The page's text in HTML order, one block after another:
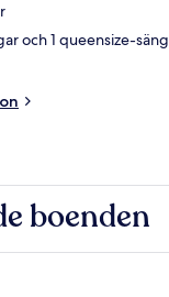
och 1 queensize-säng
boenden